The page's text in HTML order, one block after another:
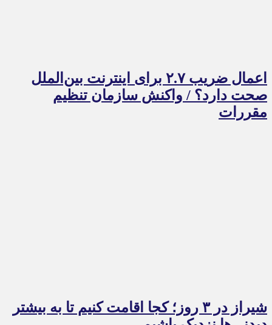
اعمال ضریب ۲.۷ برای اینترنت بین‌الملل
صحت دارد؟ / واکنش سازمان تنظیم
مقررات
شیراز در ۳ روز؛ کجا اقامت کنیم تا به بیشتر